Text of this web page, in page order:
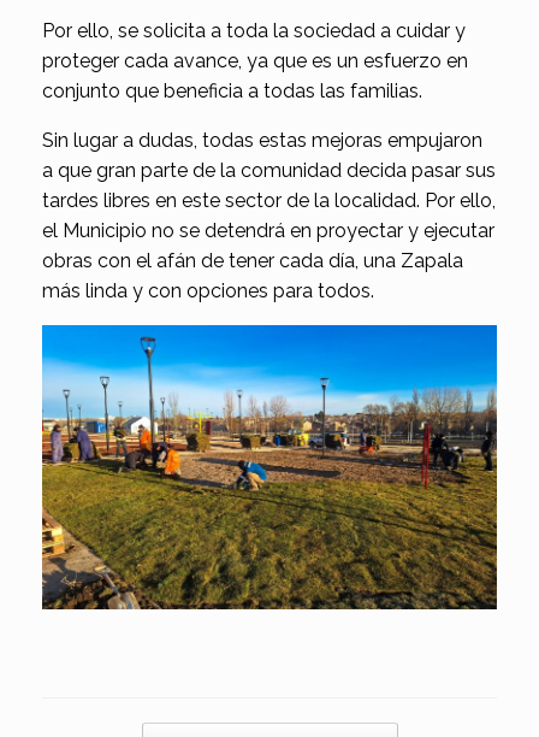
Por ello, se solicita a toda la sociedad a cuidar y
proteger cada avance, ya que es un esfuerzo en
conjunto que beneficia a todas las familias.
Sin lugar a dudas, todas estas mejoras empujaron
a que gran parte de la comunidad decida pasar sus
tardes libres en este sector de la localidad. Por ello,
el Municipio no se detendrá en proyectar y ejecutar
obras con el afán de tener cada día, una Zapala
más linda y con opciones para todos.